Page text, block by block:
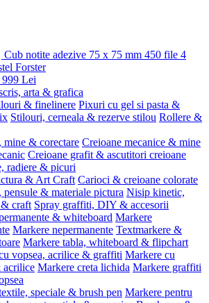
Cub notite adezive 75 x 75 mm 450 file 4
Forster
999 Lei
arta & grafica
& finelinere Pixuri cu gel si pasta &
Stilouri, cerneala & rezerve stilou Rollere &
mine & corectare Creioane mecanice & mine
Creioane grafit & ascutitori creioane
radiere & picuri
& Art Craft Carioci & creioane colorate
pensule & materiale pictura Nisip kinetic,
craft Spray graffiti, DIY & accesorii
& whiteboard Markere
Markere nepermanente Textmarkere &
Markere tabla, whiteboard & flipchart
vopsea, acrilice & graffiti Markere cu
acrilice Markere creta lichida Markere graffiti
speciale & brush pen Markere pentru